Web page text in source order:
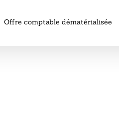
Offre comptable dématérialisée